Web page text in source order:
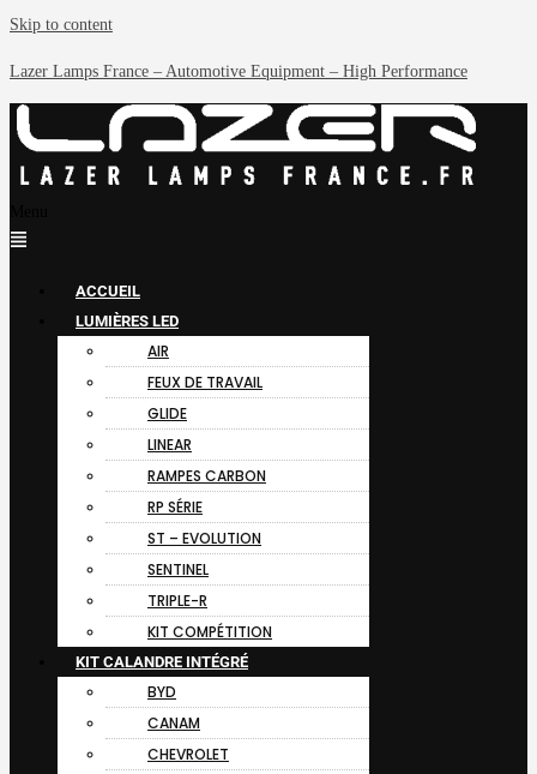
Skip to content
Lazer Lamps France – Automotive Equipment – High Performance
ACCUEIL
LUMIÈRES LED
AIR
FEUX DE TRAVAIL
GLIDE
LINEAR
RAMPES CARBON
RP SÉRIE
ST – EVOLUTION
SENTINEL
TRIPLE-R
KIT COMPÉTITION
KIT CALANDRE INTÉGRÉ
BYD
CANAM
CHEVROLET